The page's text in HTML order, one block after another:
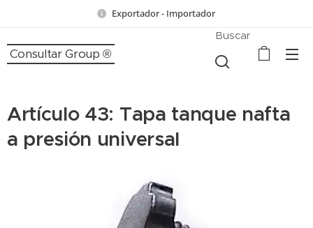
Exportador - Importador
Consultar Group ®
Buscar
Artículo 43: Tapa tanque nafta
a presión universal